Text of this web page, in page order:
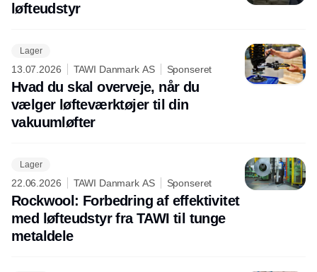
løfteudstyr
Lager
13.07.2026 TAWI Danmark AS Sponseret
Hvad du skal overveje, når du
vælger løfteværktøjer til din
vakuumløfter
Lager
22.06.2026 TAWI Danmark AS Sponseret
Rockwool: Forbedring af effektivitet
med løfteudstyr fra TAWI til tunge
metaldele